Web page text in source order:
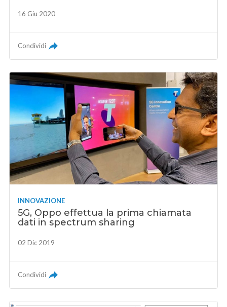
16 Giu 2020
Condividi
INNOVAZIONE
5G, Oppo effettua la prima chiamata
dati in spectrum sharing
02 Dic 2019
Condividi